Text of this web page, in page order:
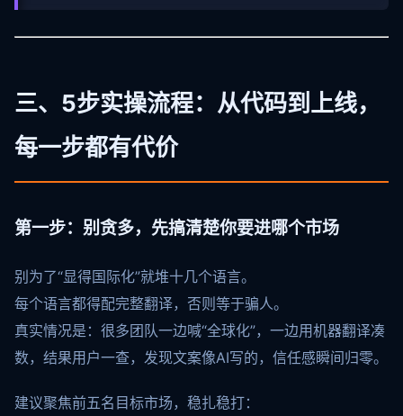
三、5步实操流程：从代码到上线，
每一步都有代价
第一步：别贪多，先搞清楚你要进哪个市场
别为了“显得国际化”就堆十几个语言。
每个语言都得配完整翻译，否则等于骗人。
真实情况是：很多团队一边喊“全球化”，一边用机器翻译凑
数，结果用户一查，发现文案像AI写的，信任感瞬间归零。
建议聚焦前五名目标市场，稳扎稳打：